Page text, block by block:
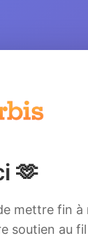
🫶
mettre fin
soutien au fil